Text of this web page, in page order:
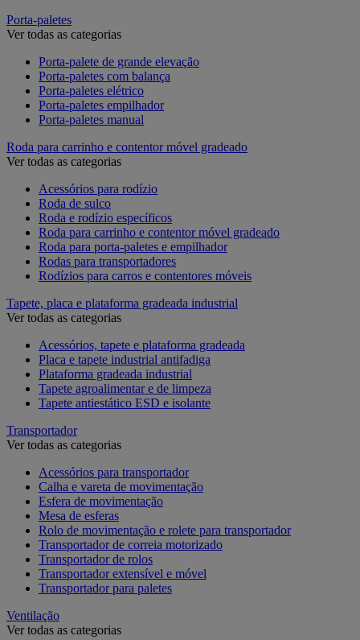
Porta-paletes
Ver todas as categorias
Porta-palete de grande elevação
Porta-paletes com balança
Porta-paletes elétrico
Porta-paletes empilhador
Porta-paletes manual
Roda para carrinho e contentor móvel gradeado
Ver todas as categorias
Acessórios para rodízio
Roda de sulco
Roda e rodízio específicos
Roda para carrinho e contentor móvel gradeado
Roda para porta-paletes e empilhador
Rodas para transportadores
Rodízios para carros e contentores móveis
Tapete, placa e plataforma gradeada industrial
Ver todas as categorias
Acessórios, tapete e plataforma gradeada
Placa e tapete industrial antifadiga
Plataforma gradeada industrial
Tapete agroalimentar e de limpeza
Tapete antiestático ESD e isolante
Transportador
Ver todas as categorias
Acessórios para transportador
Calha e vareta de movimentação
Esfera de movimentação
Mesa de esferas
Rolo de movimentação e rolete para transportador
Transportador de correia motorizado
Transportador de rolos
Transportador extensível e móvel
Transportador para paletes
Ventilação
Ver todas as categorias